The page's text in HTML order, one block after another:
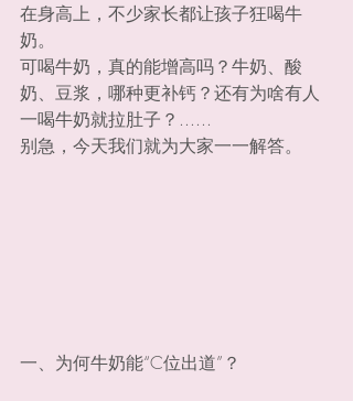
在身高上，不少家长都让孩子狂喝牛
奶。
可喝牛奶，真的能增高吗？牛奶、酸
奶、豆浆，哪种更补钙？还有为啥有人
一喝牛奶就拉肚子？......
别急，今天我们就为大家一一解答。
一、为何牛奶能“C位出道”？